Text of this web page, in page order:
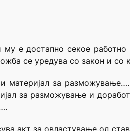
е достапно секое
се уредува со закон и со
материјал за
за разможување и
акт за овластување од став